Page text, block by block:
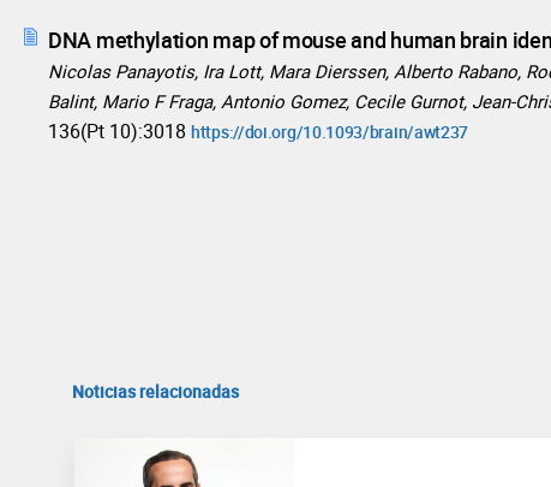
DNA methylation map of mouse and human brain
Nicolas Panayotis, Ira Lott, Mara Dierssen, Alberto Rabano,
Balint, Mario F Fraga, Antonio Gomez, Cecile Gurnot, Jean-
136(Pt 10):3018 https://doi.org/10.1093/brain/awt237
Noticias relacionadas